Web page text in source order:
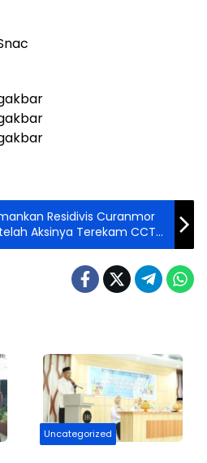
Residivis Curanmor
Aksinya Terekam CCTV
Uncategorized